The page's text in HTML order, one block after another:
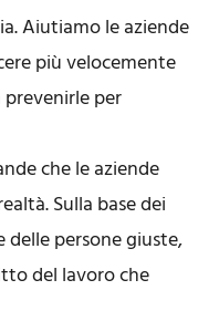
Aiutiamo le aziende
più velocemente
per
che le aziende
Sulla base dei
delle persone giuste,
del lavoro che